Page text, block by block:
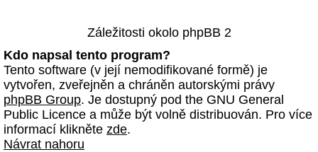
Záležitosti okolo phpBB 2
Kdo napsal tento program?
Tento software (v její nemodifikované formě) je
vytvořen, zveřejněn a chráněn autorskými právy
phpBB Group. Je dostupný pod the GNU General
Public Licence a může být volně distribuován. Pro více
informací klikněte zde.
Návrat nahoru